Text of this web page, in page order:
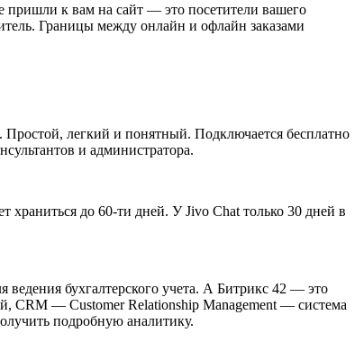
пришли к вам на сайт ― это посетители вашего
Границы между онлайн и офлайн заказами
Простой, легкий и понятный. Подключается бесплатно
и администратора.
храниться до 60-ти дней. У Jivo Chat только 30 дней в
бухгалтерского учета. А Битрикс 42 ― это
CRM ― Customer Relationship Management ― система
подробную аналитику.